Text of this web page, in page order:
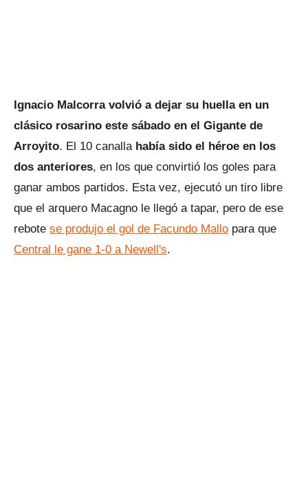
Ignacio Malcorra volvió a dejar su huella en un
clásico rosarino este sábado en el Gigante de
Arroyito. El 10 canalla había sido el héroe en los
dos anteriores, en los que convirtió los goles para
ganar ambos partidos. Esta vez, ejecutó un tiro libre
que el arquero Macagno le llegó a tapar, pero de ese
rebote se produjo el gol de Facundo Mallo para que
Central le gane 1-0 a Newell's.